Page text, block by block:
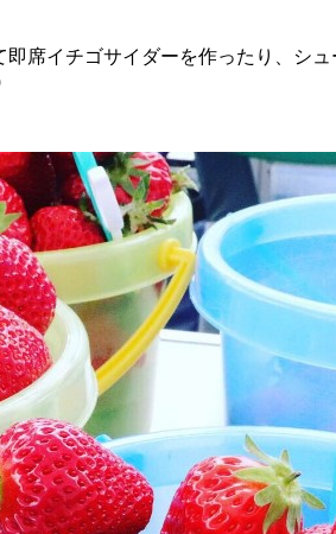
席イチゴサイダーを作ったり、シ